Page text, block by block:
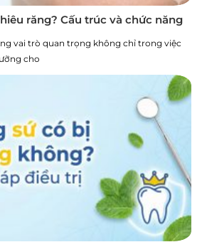
răng? Cấu trúc và chức năng
vai trò quan trọng không chỉ trong việc
cho